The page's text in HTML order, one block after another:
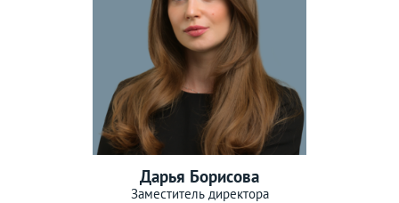
Дарья Борисова
Заместитель директора